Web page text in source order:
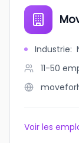
Industrie:
11-50
Voir les